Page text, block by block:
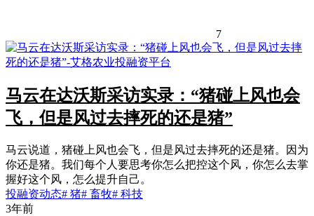
7
马云在达沃斯采访实录：“猪碰上风也会
飞，但是风过去摔死的还是猪”
马云说道，猪碰上风也会飞，但是风过去摔死的还是猪。因为
你还是猪。我们每个人要思考你怎么把控这个风，你怎么去掌
握好这个风，怎么提升自己。
投融资动态# 猪# 畜牧# 科技
3年前